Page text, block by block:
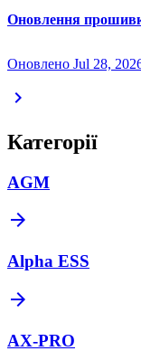
Оновлення
Оновлено Jul 28,
chevron_right
Категорії
AGM
arrow_forward
Alpha ESS
arrow_forward
AX-PRO